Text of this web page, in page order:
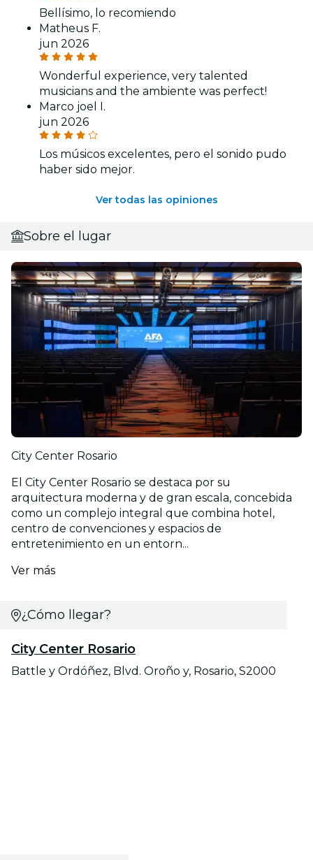
Bellísimo, lo recomiendo
Matheus F.
jun 2026
Wonderful experience, very talented
musicians and the ambiente was perfect!
Marco joel I.
jun 2026
Los músicos excelentes, pero el sonido pudo
haber sido mejor.
Ver todas las opiniones
Sobre el lugar
City Center Rosario
El City Center Rosario se destaca por su
arquitectura moderna y de gran escala, concebida
como un complejo integral que combina hotel,
centro de convenciones y espacios de
entretenimiento en un entorn...
Ver más
¿Cómo llegar?
City Center Rosario
Battle y Ordóñez, Blvd. Oroño y, Rosario, S2000